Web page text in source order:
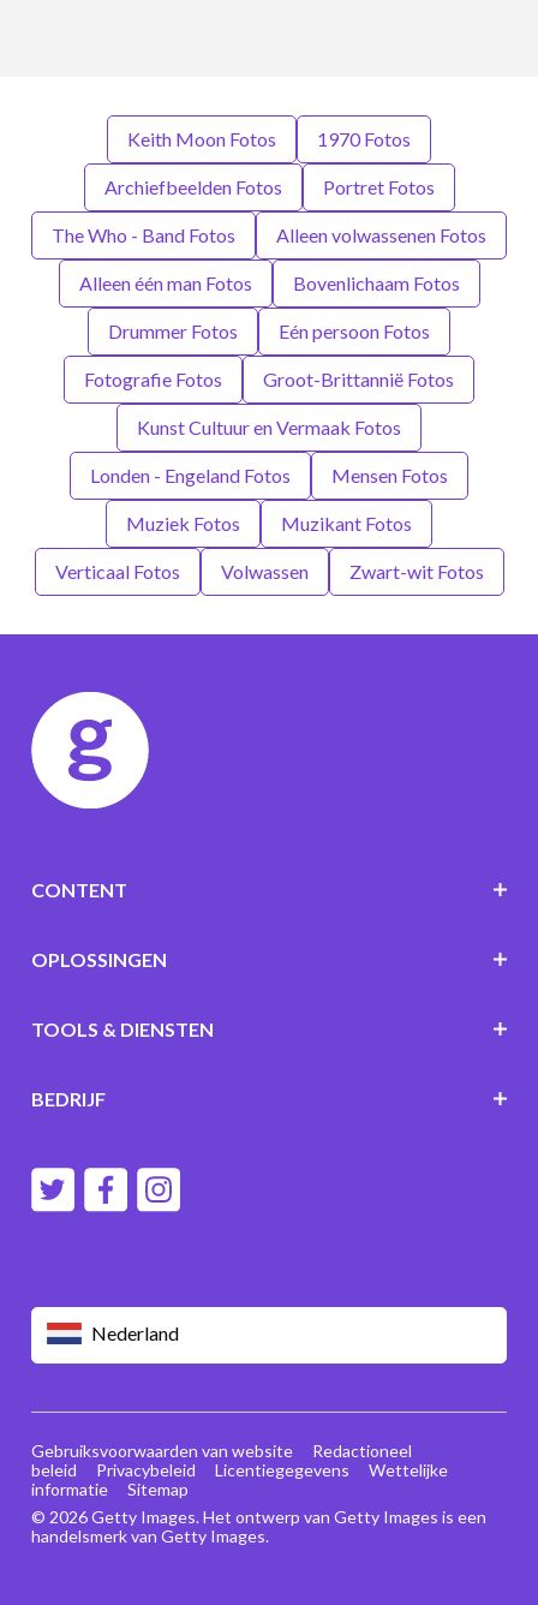
Keith Moon Fotos 1970 Fotos
Archiefbeelden Fotos Portret Fotos
The Who - Band Fotos Alleen volwassenen Fotos
Alleen één man Fotos Bovenlichaam Fotos
Drummer Fotos Eén persoon Fotos
Fotografie Fotos Groot-Brittannië Fotos
Kunst Cultuur en Vermaak Fotos
Londen - Engeland Fotos Mensen Fotos
Muziek Fotos Muzikant Fotos
Verticaal Fotos Volwassen Zwart-wit Fotos
Nederland
CONTENT
OPLOSSINGEN
TOOLS & DIENSTEN
BEDRIJF
© 2026 Getty Images. Het ontwerp van Getty Images is een
handelsmerk van Getty Images.
Gebruiksvoorwaarden van website
Redactioneel
beleid
Privacybeleid Licentiegegevens
Wettelijke
informatie
Sitemap